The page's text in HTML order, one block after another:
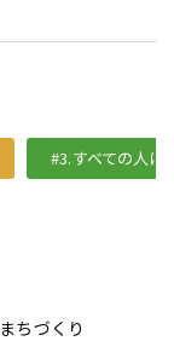
#3.すべての人に
まちづくり